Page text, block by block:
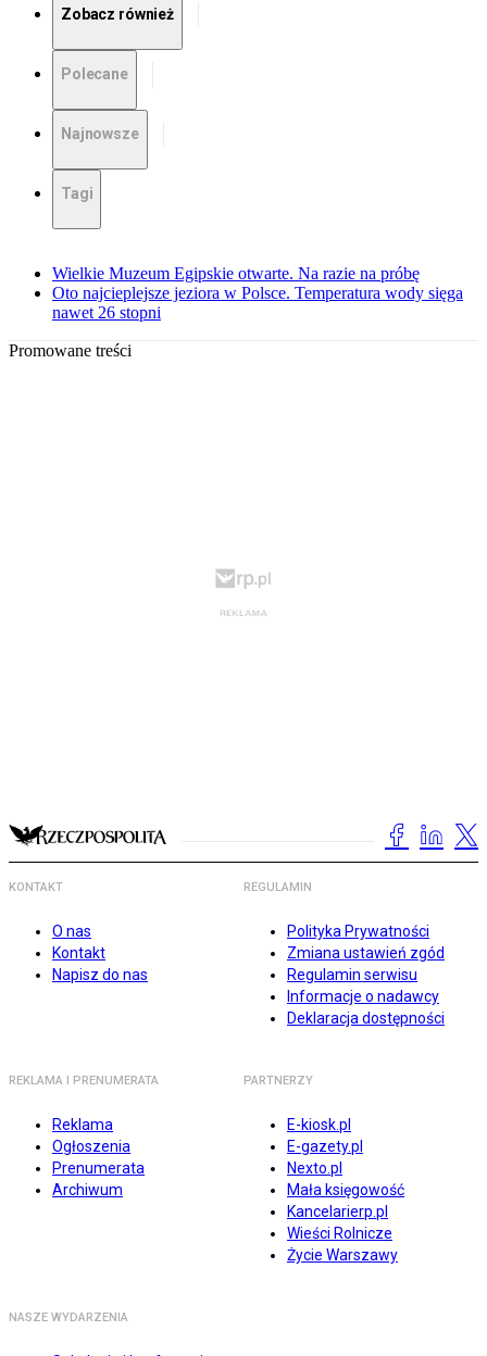
Zobacz również
Polecane
Najnowsze
Tagi
Wielkie Muzeum Egipskie otwarte. Na razie na próbę
Oto najcieplejsze jeziora w Polsce. Temperatura wody sięga
nawet 26 stopni
Promowane treści
KONTAKT
O nas
Kontakt
Napisz do nas
REGULAMIN
Polityka Prywatności
Zmiana ustawień zgód
Regulamin serwisu
Informacje o nadawcy
Deklaracja dostępności
REKLAMA I PRENUMERATA
Reklama
Ogłoszenia
Prenumerata
Archiwum
PARTNERZY
E-kiosk.pl
E-gazety.pl
Nexto.pl
Mała księgowość
Kancelarierp.pl
Wieści Rolnicze
Życie Warszawy
NASZE WYDARZENIA